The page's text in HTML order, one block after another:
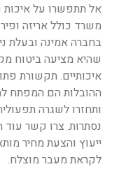
אל תתפשרו על איכות
משרד כולל אריזה
בחברה אמינה ובעלת
שהיא מציעה ביטוח
איכותיים. תקשורת
ההובלות הם המפתח
ותחזרו לשגרה
נסתרות. צרו קשר
ייעוץ והצעת מחיר
לקראת מעבר מוצלח.